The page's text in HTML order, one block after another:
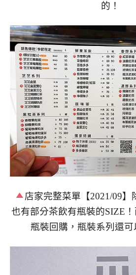
的！
店家完整菜單【2021/09】
也有部分茶飲有瓶裝的SIZE
瓶裝回購，瓶裝系列還可